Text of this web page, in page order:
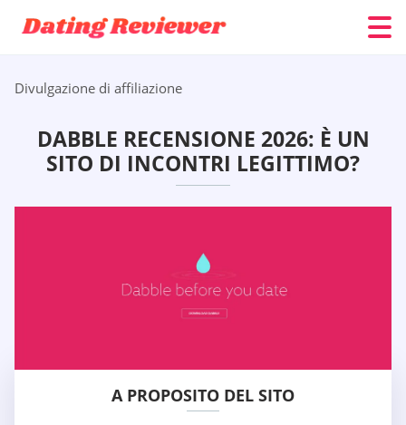
Divulgazione di affiliazione
DABBLE RECENSIONE 2026: È UN
SITO DI INCONTRI LEGITTIMO?
A PROPOSITO DEL SITO